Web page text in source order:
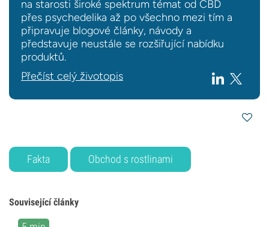
na starosti široké spektrum témat od CBD
přes psychedelika až po všechno mezi tím a
připravuje blogové články, návody a
představuje neustále se rozšiřující nabídku
produktů.
Přečíst celý životopis
Fakta Obchod s rostlinami
Související články